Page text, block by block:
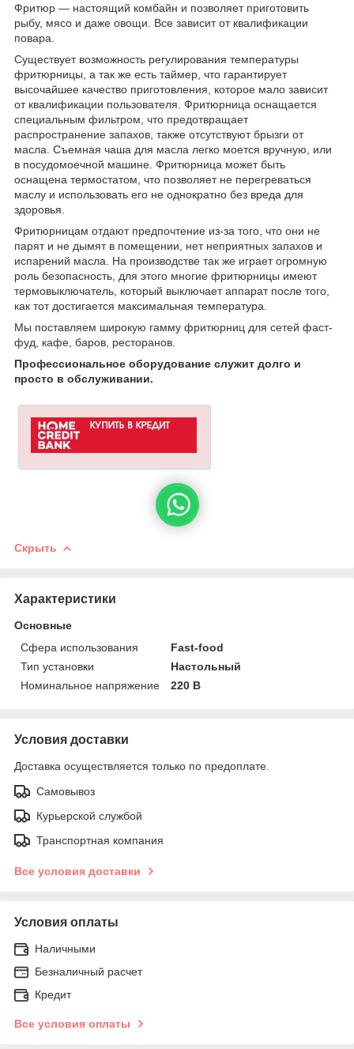
Фритюр ― настоящий комбайн и позволяет приготовить
рыбу, мясо и даже овощи. Все зависит от квалификации
повара.
Существует возможность регулирования температуры
фритюрницы, а так же есть таймер, что гарантирует
высочайшее качество приготовления, которое мало зависит
от квалификации пользователя. Фритюрница оснащается
специальным фильтром, что предотвращает
распространение запахов, также отсутствуют брызги от
масла. Съемная чаша для масла легко моется вручную, или
в посудомоечной машине. Фритюрница может быть
оснащена термостатом, что позволяет не перегреваться
маслу и использовать его не однократно без вреда для
здоровья.
Фритюрницам отдают предпочтение из-за того, что они не
парят и не дымят в помещении, нет неприятных запахов и
испарений масла. На производстве так же играет огромную
роль безопасность, для этого многие фритюрницы имеют
термовыключатель, который выключает аппарат после того,
как тот достигается максимальная температура.
Мы поставляем широкую гамму фритюрниц для сетей фаст-
фуд, кафе, баров, ресторанов.
Профессиональное оборудование служит долго и
просто в обслуживании.
Скрыть
Характеристики
Основные
Сфера использования
Fast-food
Тип установки
Настольный
Номинальное напряжение
220 В
Условия доставки
Доставка осуществляется только по предоплате.
Самовывоз
Курьерской службой
Транспортная компания
Все условия доставки
Условия оплаты
Наличными
Безналичный расчет
Кредит
Все условия оплаты